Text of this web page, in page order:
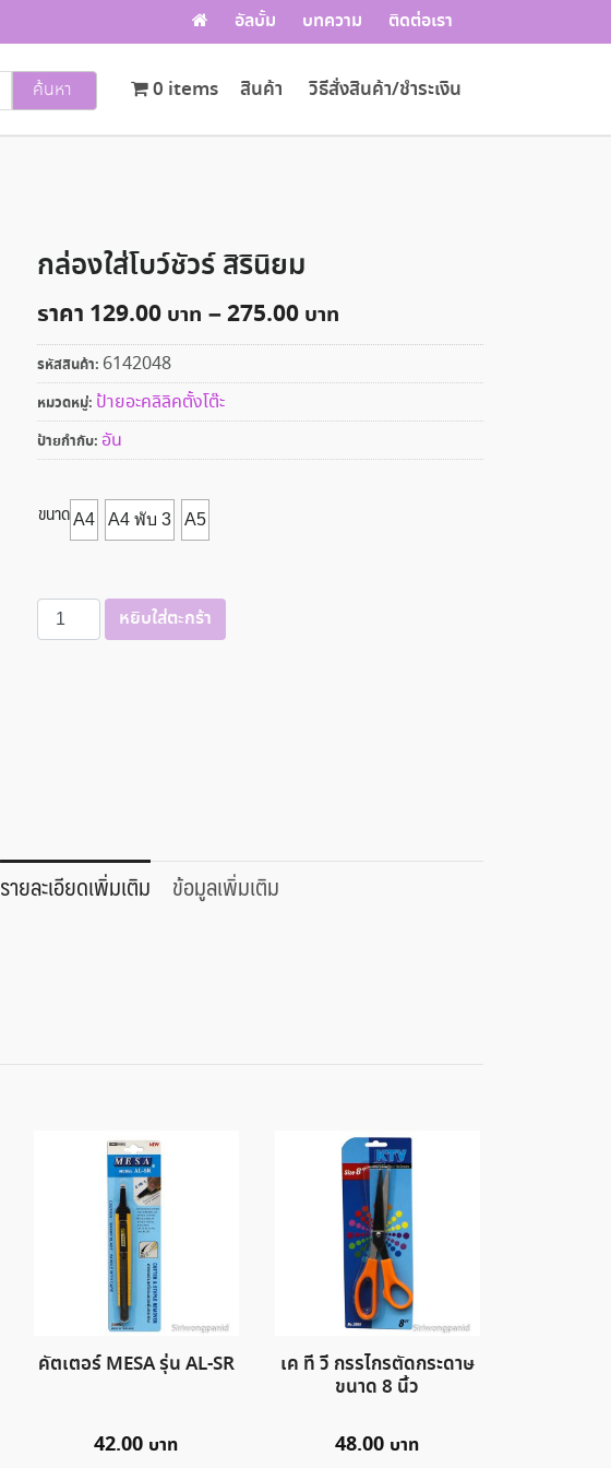
อัลบั้ม บทความ ติดต่อเรา
ค้นหา สินค้า วิธีสั่งสินค้า/ชำระเงิน
0 items
กล่องใส่โบว์ชัวร์ สิรินิยม
ราคา 129.00 –275.00
รหัสสินค้า: 6142048
หมวดหมู่: ป้ายอะคลิลิคตั้งโต๊ะ
ป้ายกำกับ: อัน
ขนาดA4 A4 พับ 3 A5
จำนวน
กล่อง
หยิบใส่ตะกร้า
รายละเอียดเพิ่มเติม ข้อมูลเพิ่มเติม
คัตเตอร์ MESA รุ่น AL-SR
42.00
เค ที วี กรรไกรตัดกระดาษ
ขนาด 8 นิ้ว
48.00